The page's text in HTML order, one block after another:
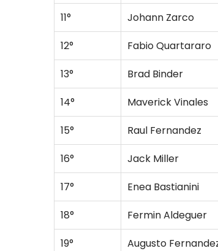
11°
Johann Zarco
12°
Fabio Quartararo
13°
Brad Binder
14°
Maverick Vinales
15°
Raul Fernandez
16°
Jack Miller
17°
Enea Bastianini
18°
Fermin Aldeguer
19°
Augusto